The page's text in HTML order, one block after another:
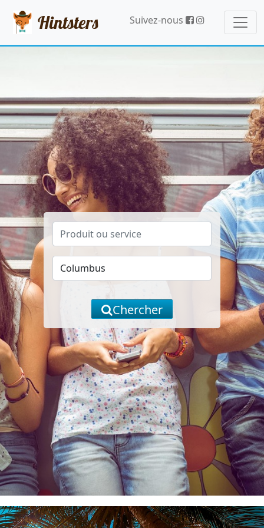
Hintsters Suivez-nous
Chercher